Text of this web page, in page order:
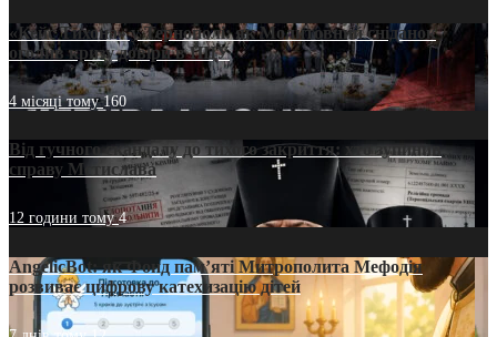
«Кейс Тихона» у Тернополі: як Молитовний сніданок
оголив кризу довіри в ПЦУ
4 місяці тому160
Від гучного скандалу до тихого закриття: хто зупинив
справу Мстислава
12 години тому4
AngelicBot: як Фонд пам’яті Митрополита Мефодія
розвиває цифрову катехизацію дітей